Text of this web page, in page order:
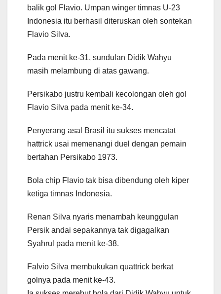
balik gol Flavio. Umpan winger timnas U-23
Indonesia itu berhasil diteruskan oleh sontekan
Flavio Silva.
Pada menit ke-31, sundulan Didik Wahyu
masih melambung di atas gawang.
Persikabo justru kembali kecolongan oleh gol
Flavio Silva pada menit ke-34.
Penyerang asal Brasil itu sukses mencatat
hattrick usai memenangi duel dengan pemain
bertahan Persikabo 1973.
Bola chip Flavio tak bisa dibendung oleh kiper
ketiga timnas Indonesia.
Renan Silva nyaris menambah keunggulan
Persik andai sepakannya tak digagalkan
Syahrul pada menit ke-38.
Falvio Silva membukukan quattrick berkat
golnya pada menit ke-43.